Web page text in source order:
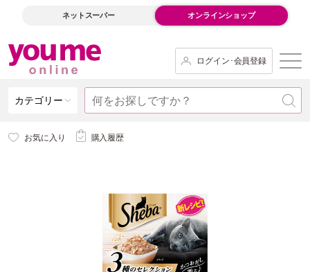
ネットスーパー オンラインショップ
ログイン･会員登録
カテゴリー
お気に入り 購入履歴